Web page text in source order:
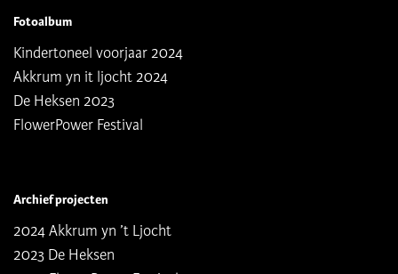
Fotoalbum
Kindertoneel voorjaar 2024
Akkrum yn it ljocht 2024
De Heksen 2023
FlowerPower Festival
Archief projecten
2024 Akkrum yn ’t Ljocht
2023 De Heksen